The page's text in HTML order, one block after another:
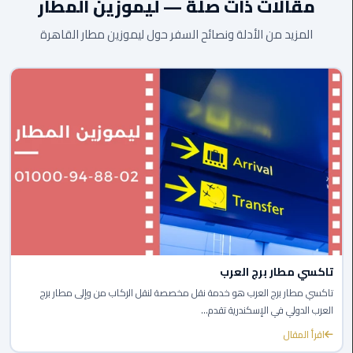
مدينتي
الرحاب
ليموزين
التجمع
الخامس
ليموزين
المزيد من الأدلة ونصائح السفر حول ليموزين مطار القاهرة
تاكسي مطار برج العرب
تاكسي مطار برج العرب هو خدمة نقل مخصصة لنقل الركاب من وإلى مطار برج
العرب الدولي في الإسكندرية تقدم...
اقرأ المقال